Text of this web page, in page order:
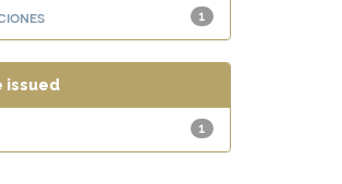
1
issued
1